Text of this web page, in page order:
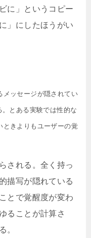
に」というコピー
」にしたほうがい
メッセージが隠されてい
とある実験では性的な
ときよりもユーザーの覚
される。全く持っ
描写が隠れている
とで覚醒度が変わ
ることが計算さ
。